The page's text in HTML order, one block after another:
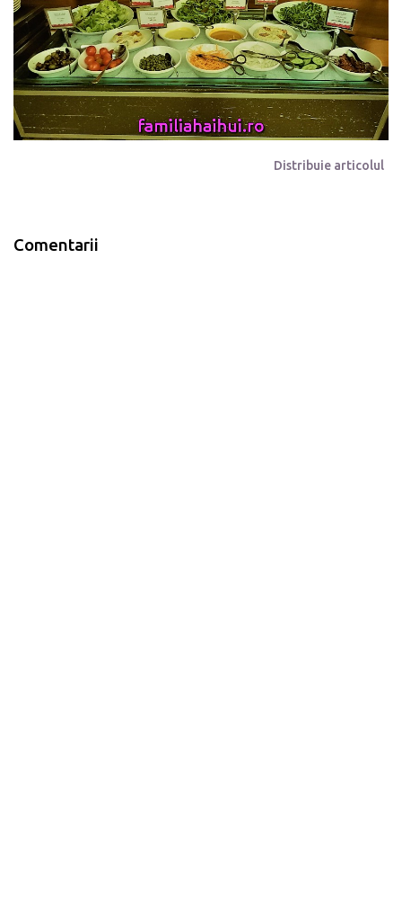
Distribuie articolul
Comentarii